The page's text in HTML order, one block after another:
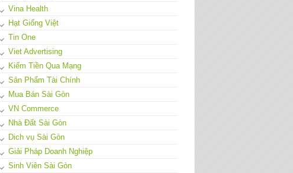
Vina Health
Hạt Giống Việt
Tin One
Viet Advertising
Kiếm Tiền Qua Mạng
Sản Phẩm Tài Chính
Mua Bán Sài Gòn
VN Commerce
Nhà Đất Sài Gòn
Dich vụ Sài Gòn
Giải Pháp Doanh Nghiệp
Sinh Viên Sài Gòn